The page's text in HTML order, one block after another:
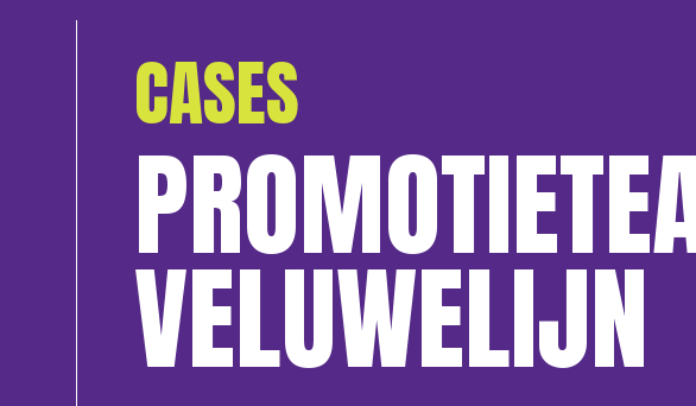
CASES
VELUWELIJN